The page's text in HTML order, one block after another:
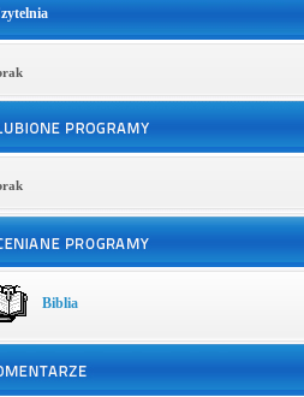
Biblia